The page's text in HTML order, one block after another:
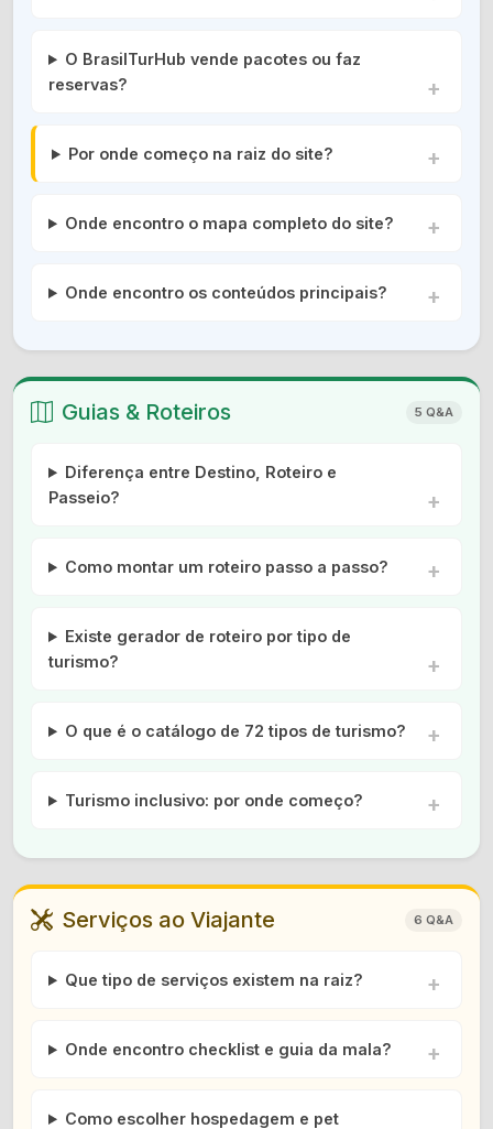
O BrasilTurHub vende pacotes ou faz
reservas?
Por onde começo na raiz do site?
Onde encontro o mapa completo do site?
Onde encontro os conteúdos principais?
Guias & Roteiros 5 Q&A
Diferença entre Destino, Roteiro e
Passeio?
Como montar um roteiro passo a passo?
Existe gerador de roteiro por tipo de
turismo?
O que é o catálogo de 72 tipos de turismo?
Turismo inclusivo: por onde começo?
Serviços ao Viajante 6 Q&A
Que tipo de serviços existem na raiz?
Onde encontro checklist e guia da mala?
Como escolher hospedagem e pet